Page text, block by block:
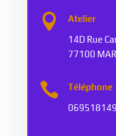

Atelier
14D Rue
77100

Téléphone